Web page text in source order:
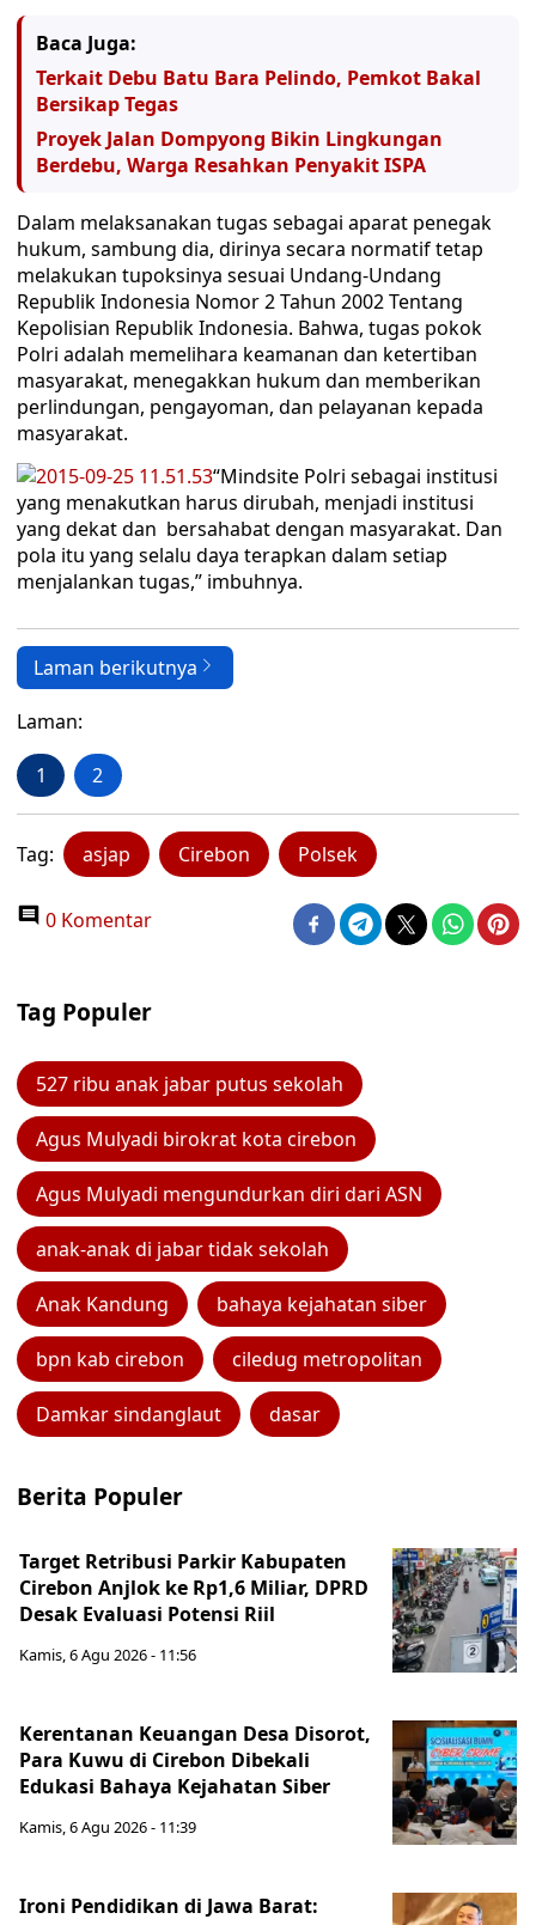
Baca Juga:
Terkait Debu Batu Bara Pelindo, Pemkot Bakal
Bersikap Tegas
Proyek Jalan Dompyong Bikin Lingkungan
Berdebu, Warga Resahkan Penyakit ISPA
Dalam melaksanakan tugas sebagai aparat penegak
hukum, sambung dia, dirinya secara normatif tetap
melakukan tupoksinya sesuai Undang-Undang
Republik Indonesia Nomor 2 Tahun 2002 Tentang
Kepolisian Republik Indonesia. Bahwa, tugas pokok
Polri adalah memelihara keamanan dan ketertiban
masyarakat, menegakkan hukum dan memberikan
perlindungan, pengayoman, dan pelayanan kepada
masyarakat.
“Mindsite Polri sebagai institusi
yang menakutkan harus dirubah, menjadi institusi
yang dekat dan bersahabat dengan masyarakat. Dan
pola itu yang selalu daya terapkan dalam setiap
menjalankan tugas,” imbuhnya.
Laman berikutnya
Laman:
1 2
Tag: asjap Cirebon Polsek
0 Komentar
Tag Populer
527 ribu anak jabar putus sekolah
Agus Mulyadi birokrat kota cirebon
Agus Mulyadi mengundurkan diri dari ASN
anak-anak di jabar tidak sekolah
Anak Kandung bahaya kejahatan siber
bpn kab cirebon ciledug metropolitan
Damkar sindanglaut dasar
Berita Populer
Target Retribusi Parkir Kabupaten
Cirebon Anjlok ke Rp1,6 Miliar, DPRD
Desak Evaluasi Potensi Riil
Kamis, 6 Agu 2026 - 11:56
Kerentanan Keuangan Desa Disorot,
Para Kuwu di Cirebon Dibekali
Edukasi Bahaya Kejahatan Siber
Kamis, 6 Agu 2026 - 11:39
Ironi Pendidikan di Jawa Barat: